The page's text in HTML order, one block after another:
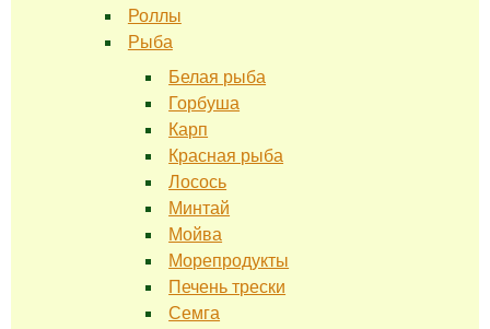
Роллы
Рыба
Белая рыба
Горбуша
Карп
Красная рыба
Лосось
Минтай
Мойва
Морепродукты
Печень трески
Семга